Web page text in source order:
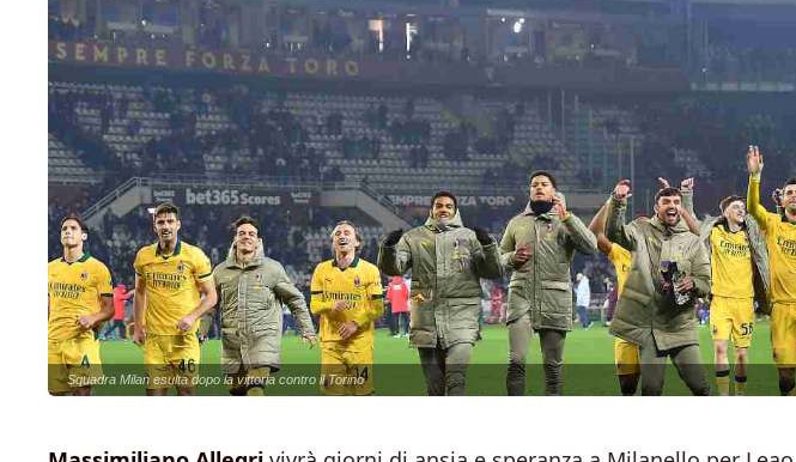
Squadra Milan esulta dopo la vittoria contro il Torino